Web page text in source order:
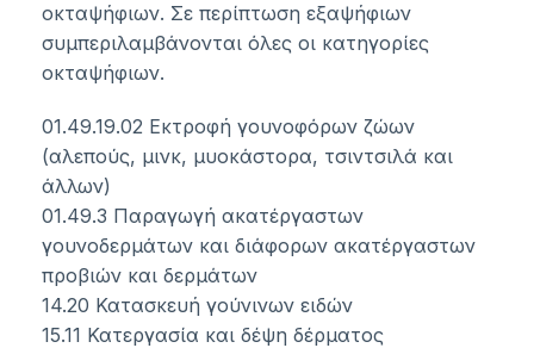
οκταψήφιων. Σε περίπτωση εξαψήφιων
συμπεριλαμβάνονται όλες οι κατηγορίες
οκταψήφιων.
01.49.19.02 Εκτροφή γουνοφόρων ζώων
(αλεπούς, μινκ, μυοκάστορα, τσιντσιλά και
άλλων)
01.49.3 Παραγωγή ακατέργαστων
γουνοδερμάτων και διάφορων ακατέργαστων
προβιών και δερμάτων
14.20 Κατασκευή γούνινων ειδών
15.11 Κατεργασία και δέψη δέρματος